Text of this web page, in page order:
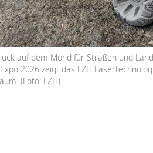
auf dem Mond für Straßen und
2026 zeigt das LZH
(Foto: LZH)